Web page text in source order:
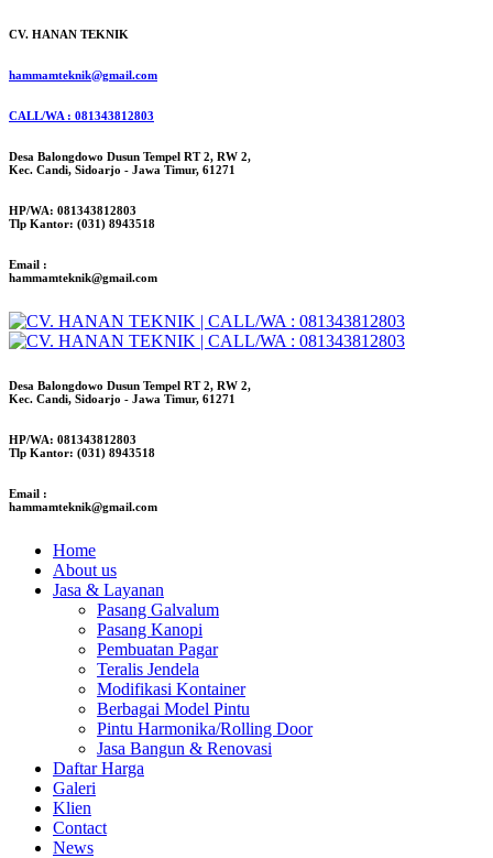
CV. HANAN TEKNIK
hammamteknik@gmail.com
CALL/WA : 081343812803
Desa Balongdowo Dusun Tempel RT 2, RW 2,
Kec. Candi, Sidoarjo - Jawa Timur, 61271
HP/WA: 081343812803
Tlp Kantor: (031) 8943518
Email :
hammamteknik@gmail.com
Desa Balongdowo Dusun Tempel RT 2, RW 2,
Kec. Candi, Sidoarjo - Jawa Timur, 61271
HP/WA: 081343812803
Tlp Kantor: (031) 8943518
Email :
hammamteknik@gmail.com
Home
About us
Jasa & Layanan
Pasang Galvalum
Pasang Kanopi
Pembuatan Pagar
Teralis Jendela
Modifikasi Kontainer
Berbagai Model Pintu
Pintu Harmonika/Rolling Door
Jasa Bangun & Renovasi
Daftar Harga
Galeri
Klien
Contact
News